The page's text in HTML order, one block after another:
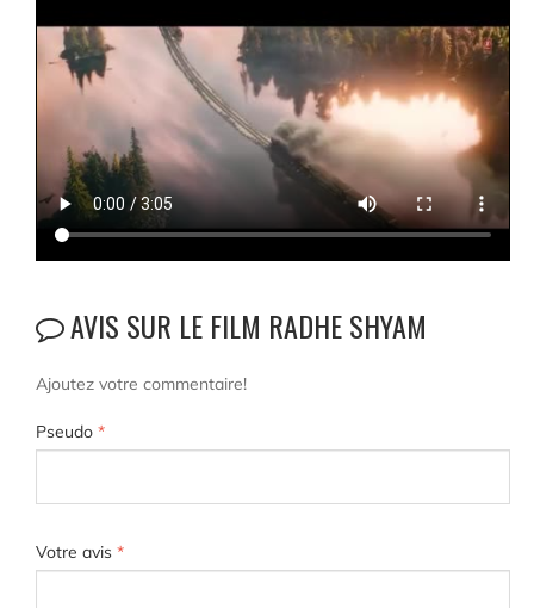
AVIS SUR LE FILM RADHE SHYAM
Ajoutez votre commentaire!
Pseudo *
Votre avis *